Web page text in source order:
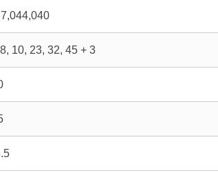
10, 23, 32, 45 + 3